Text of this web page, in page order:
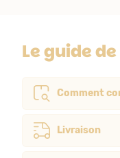
Le guide
Comment
Livraison